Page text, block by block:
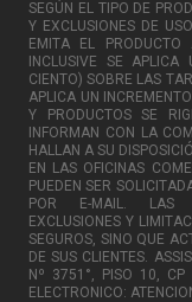
SEGÚN EL TIPO DE
Y EXCLUSIONES DE
EMITA EL
INCLUSIVE SE APLICA
CIENTO) SOBRE LAS
APLICA UN
Y PRODUCTOS SE
INFORMAN CON LA
HALLAN A SU
EN LAS OFICINAS
PUEDEN SER
POR E-MAIL. LAS
EXCLUSIONES Y
SEGUROS, SINO QUE
DE SUS CLIENTES.
Nº 3751°, PISO 10, CP
ELECTRONICO: